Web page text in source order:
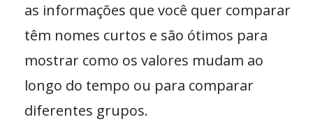
as informações que você quer comparar
têm nomes curtos e são ótimos para
mostrar como os valores mudam ao
longo do tempo ou para comparar
diferentes grupos.